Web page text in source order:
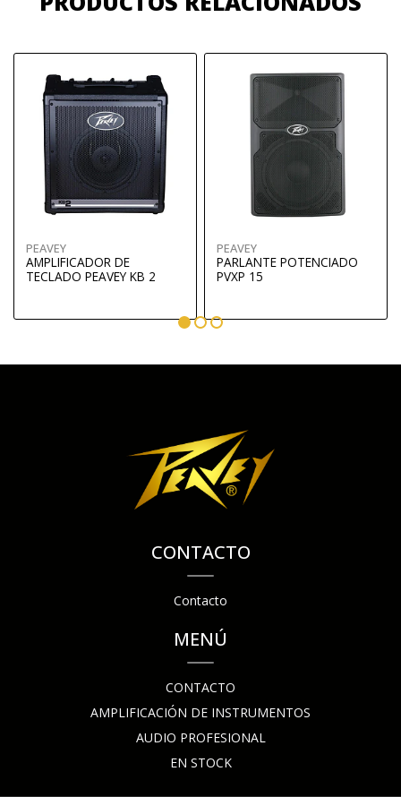
PEAVEY
AMPLIFICADOR DE
TECLADO PEAVEY KB 2
PEAVEY
PARLANTE POTENCIADO
PVXP 15
CONTACTO
Contacto
MENÚ
CONTACTO
AMPLIFICACIÓN DE INSTRUMENTOS
AUDIO PROFESIONAL
EN STOCK